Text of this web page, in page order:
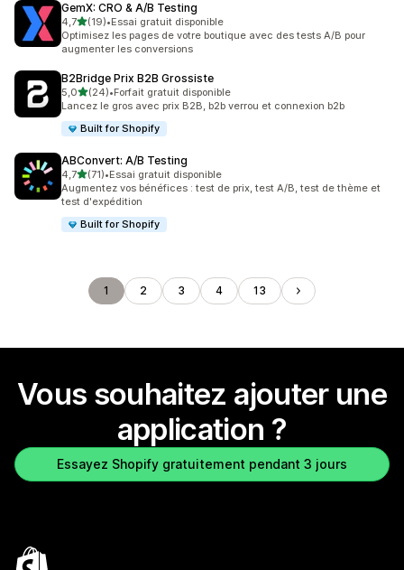
GemX: CRO & A/B Testing
4,7étoile(s) sur 5
(19)
19 avis au total
•Essai gratuit disponible
Optimisez les pages de votre boutique avec des tests A/B pour
augmenter les conversions
B2Bridge Prix B2B Grossiste
5,0étoile(s) sur 5
(24)
24 avis au total
•Forfait gratuit disponible
Lancez le gros avec prix B2B, b2b verrou et connexion b2b
Built for Shopify
ABConvert: A/B Testing
4,7étoile(s) sur 5
(71)
71 avis au total
•Essai gratuit disponible
Augmentez vos bénéfices : test de prix, test A/B, test de thème et
test d'expédition
Built for Shopify
1 2 3 4 13
Vous souhaitez ajouter une
application ?
Essayez Shopify gratuitement pendant 3 jours